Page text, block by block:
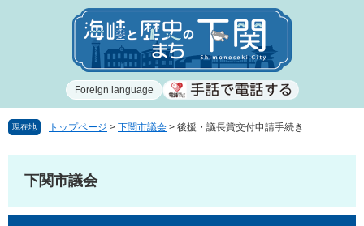
で
ば
Foreign language
現在地 トップページ > 下関市議会 > 後援・議長賞交付申請手続き
下関市議会